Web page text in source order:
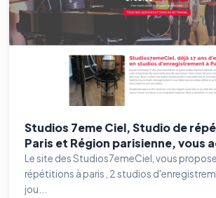
Studios 7eme Ciel, Studio de
Paris et Région parisienne, vous
5 somptueux Studios dédiés à
l'enregistrement et à la
cadre unique à Paris
Le site des Studios7emeCiel, vous
répétitions à paris , 2 studios
jou...